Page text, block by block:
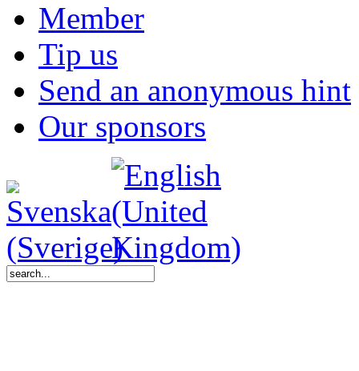
Member
Tip us
Send an anonymous hint
Our sponsors